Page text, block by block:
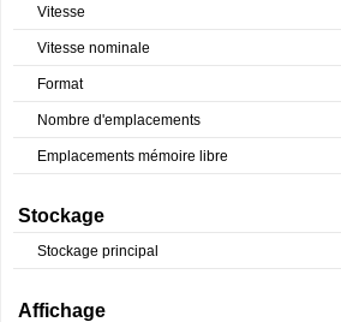
Vitesse
Vitesse nominale
Format
Nombre d'emplacements
Emplacements mémoire libre
Stockage
Stockage principal
Affichage